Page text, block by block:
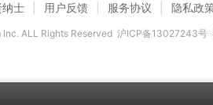
士 用户反馈 服务协议 隐私政
ALL Rights Reserved 沪ICP备13027243号